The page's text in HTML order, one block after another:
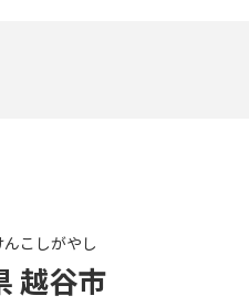
んこしがやし
越谷市